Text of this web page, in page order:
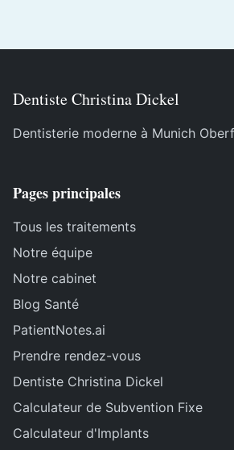
Dentiste Christina Dickel
Dentisterie moderne à Munich
Pages principales
Tous les traitements
Notre équipe
Notre cabinet
Blog Santé
PatientNotes.ai
Prendre rendez-vous
Dentiste Christina Dickel
Calculateur de Subvention Fixe
Calculateur d'Implants